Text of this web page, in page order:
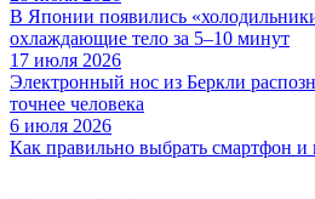
В Японии появились
охлаждающие тело за 5–10 минут
17 июля 2026
Электронный нос из Беркли
точнее человека
6 июля 2026
Как правильно выбрать смартфон и